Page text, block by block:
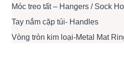
Móc treo tất – Hangers / Sock
Tay nắm cặp túi- Handles
Vòng tròn kim loại-Metal Mat